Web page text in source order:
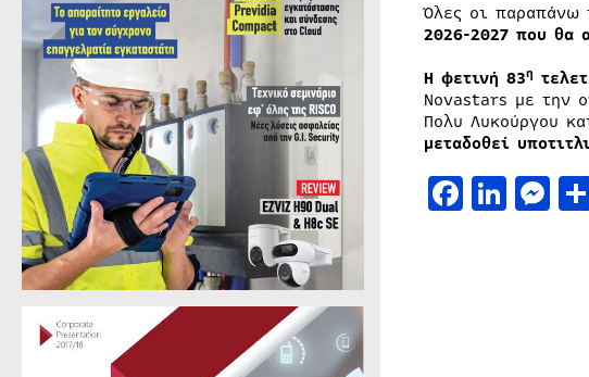
Όλες οι παραπάνω
2026-2027 που θα
Η φετινή 83η
Novastars με την
Πολυ Λυκούργου
μεταδοθεί